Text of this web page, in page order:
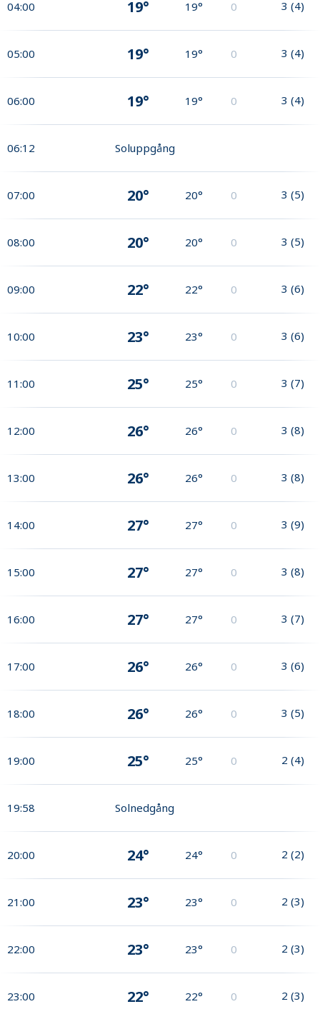
04:00 19° 19° 0 3 (4)
05:00 19° 19° 0 3 (4)
06:00 19° 19° 0 3 (4)
06:12 Soluppgång
07:00 20° 20° 0 3 (5)
08:00 20° 20° 0 3 (5)
09:00 22° 22° 0 3 (6)
10:00 23° 23° 0 3 (6)
11:00 25° 25° 0 3 (7)
12:00 26° 26° 0 3 (8)
13:00 26° 26° 0 3 (8)
14:00 27° 27° 0 3 (9)
15:00 27° 27° 0 3 (8)
16:00 27° 27° 0 3 (7)
17:00 26° 26° 0 3 (6)
18:00 26° 26° 0 3 (5)
19:00 25° 25° 0 2 (4)
19:58 Solnedgång
20:00 24° 24° 0 2 (2)
21:00 23° 23° 0 2 (3)
22:00 23° 23° 0 2 (3)
23:00 22° 22° 0 2 (3)